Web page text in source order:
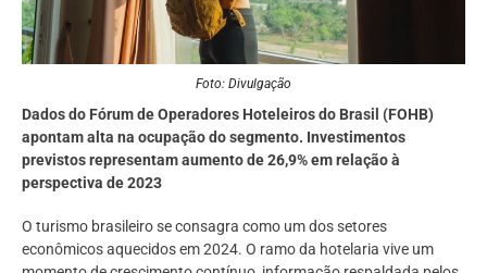
Foto: Divulgação
Dados do Fórum de Operadores Hoteleiros do Brasil (FOHB)
apontam alta na ocupação do segmento. Investimentos
previstos representam aumento de 26,9% em relação à
perspectiva de 2023
O turismo brasileiro se consagra como um dos setores
econômicos aquecidos em 2024. O ramo da hotelaria vive um